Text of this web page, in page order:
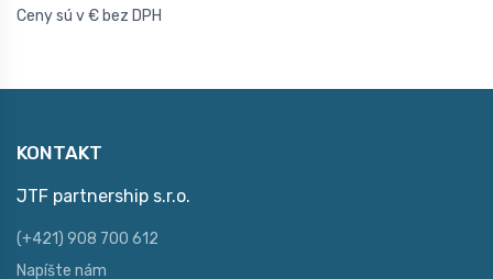
Ceny sú v € bez DPH
KONTAKT
JTF partnership s.r.o.
(+421) 908 700 612
Napíšte nám